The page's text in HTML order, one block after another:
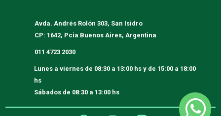
Avda. Andrés Rolón 303, San Isidro
CP: 1642, Pcia Buenos Aires, Argentina
011 4723 2030
Lunes a viernesde 08:30 a 13:00 hs y de 15:00 a 18:00
hs
Sábadosde 08:30 a 13:00 hs